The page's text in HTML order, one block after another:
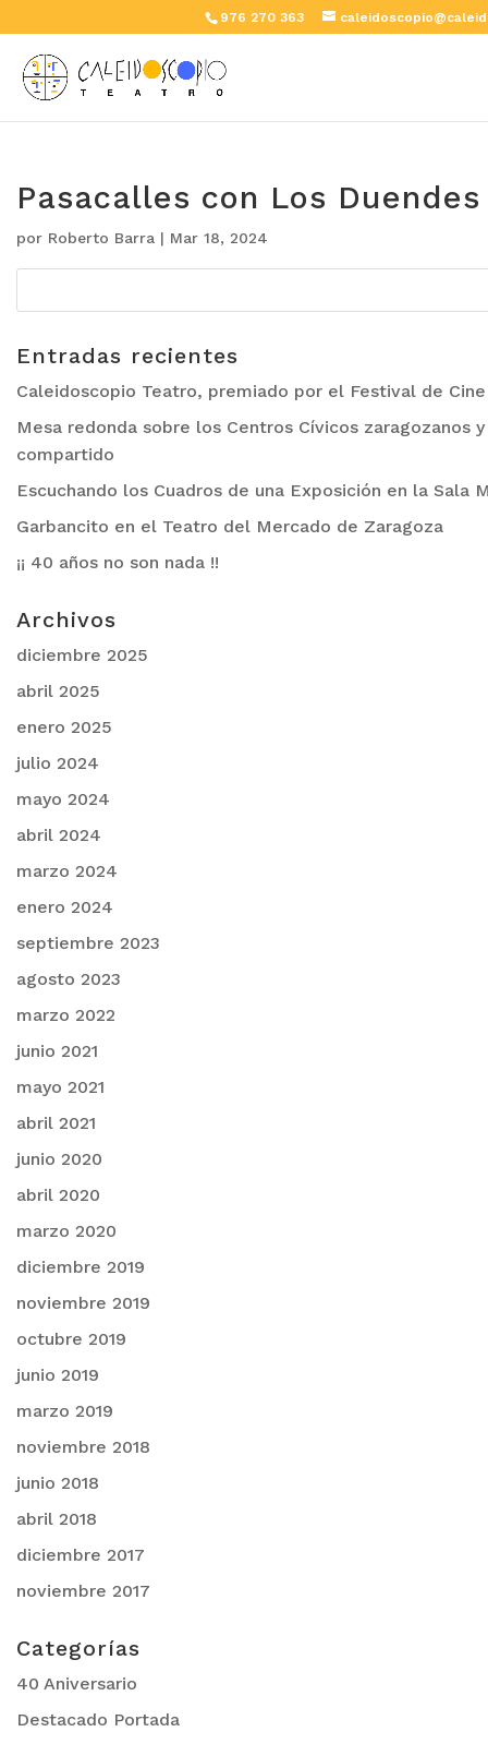
976 270 363
Pasacalles con Los Duendes
por Roberto Barra | Mar 18, 2024
Entradas recientes
Caleidoscopio Teatro, premiado por el Festival de
Mesa redonda sobre los Centros Cívicos zaragozanos
compartido
Escuchando los Cuadros de una Exposición en la Sala
Garbancito en el Teatro del Mercado de Zaragoza
¡¡ 40 años no son nada !!
Archivos
diciembre 2025
abril 2025
enero 2025
julio 2024
mayo 2024
abril 2024
marzo 2024
enero 2024
septiembre 2023
agosto 2023
marzo 2022
junio 2021
mayo 2021
abril 2021
junio 2020
abril 2020
marzo 2020
diciembre 2019
noviembre 2019
octubre 2019
junio 2019
marzo 2019
noviembre 2018
junio 2018
abril 2018
diciembre 2017
noviembre 2017
Categorías
40 Aniversario
Destacado Portada